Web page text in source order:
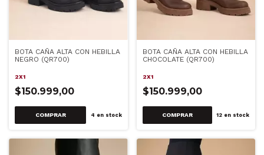
BOTA CAÑA ALTA CON HEBILLA
NEGRO (QR700)
2X1
$150.999,00
COMPRAR 4 en stock
BOTA CAÑA ALTA CON HEBILLA
CHOCOLATE (QR700)
2X1
$150.999,00
COMPRAR 12 en stock